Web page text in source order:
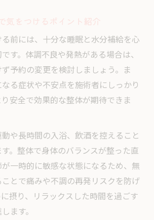
前には、十分な睡眠と水分補給を心
す。体調不良や発熱がある場合は、
予約の変更を検討しましょう。ま
る症状や不安点を施術者にしっかり
安全で効果的な整体が期待できま
や長時間の入浴、飲酒を控えること
。整体で身体のバランスが整った直
一時的に敏感な状態になるため、無
とで痛みや不調の再発リスクを防げ
摂り、リラックスした時間を過ごす
ます。